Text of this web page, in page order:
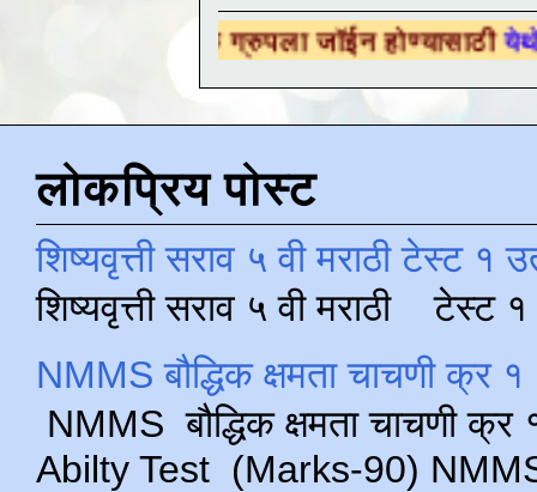
ग्रुपला जॉईन होण्यासाठीयेथे क्लिक करा .
लोकप्रिय पोस्ट
शिष्यवृत्ती सराव ५ वी मराठी टेस्ट १
शिष्यवृत्ती सराव ५ वी मराठी टेस्ट
NMMS बौद्धिक क्षमता चाचणी क्र
NMMS बौद्धिक क्षमता चाचणी
Abilty Test (Marks-90) NMMS